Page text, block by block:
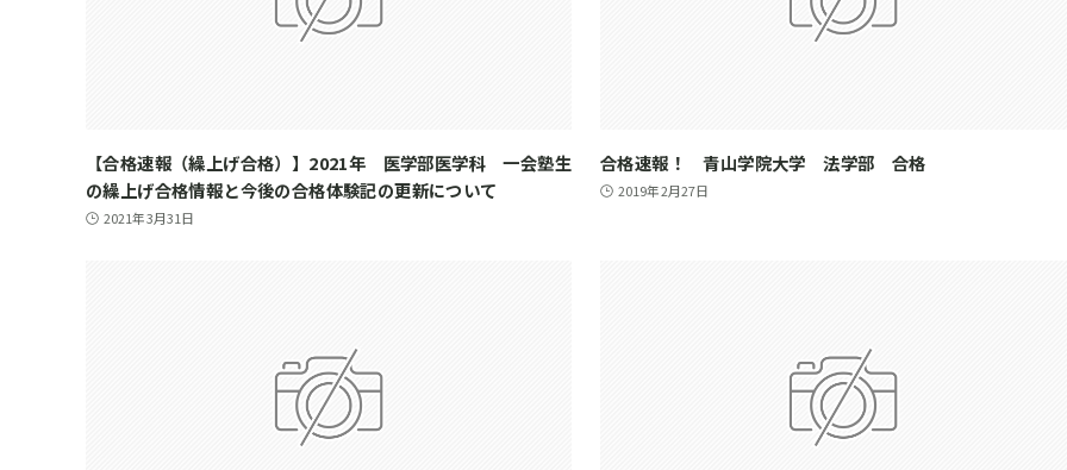
【合格速報（繰上げ合格）】2021年 医学部医学科 一会塾生
の繰上げ合格情報と今後の合格体験記の更新について
2021年3月31日
合格速報！ 青山学院大学 法学部 合格
2019年2月27日